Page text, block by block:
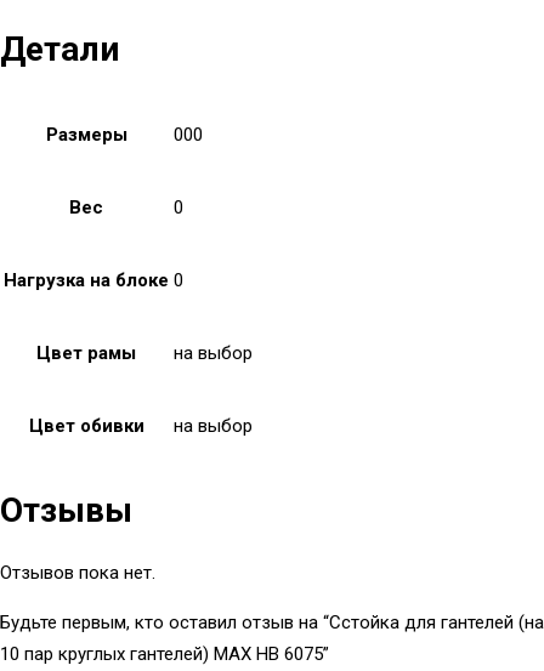
Детали
Размеры 000
Вес 0
Нагрузка на блоке 0
Цвет рамы на выбор
Цвет обивки на выбор
Отзывы
Отзывов пока нет.
Будьте первым, кто оставил отзыв на “Сстойка для гантелей (на
10 пар круглых гантелей) МAX HB 6075”